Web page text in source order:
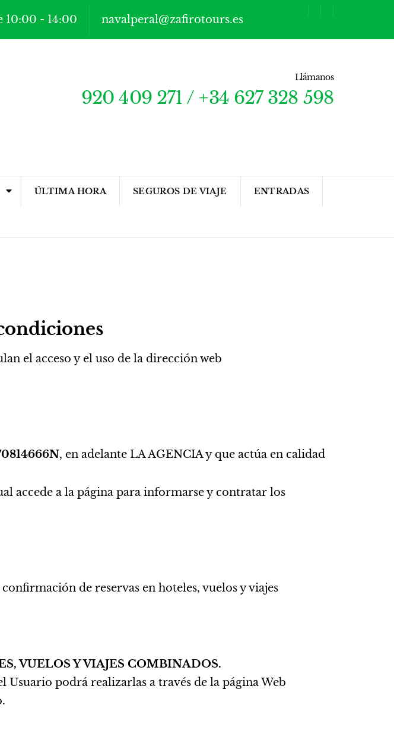
10:00 - 14:00 navalperal@zafirotours.es
Llámanos
920 409 271 / +34 627 328 598
ÚLTIMA HORA SEGUROS DE VIAJE ENTRADAS
el acceso y el uso de la dirección web
, en adelante LA AGENCIA y que actúa en calidad
accede a la página para informarse y contratar los
de reservas en hoteles, vuelos y viajes
VUELOS Y VIAJES COMBINADOS.
podrá realizarlas a través de la página Web